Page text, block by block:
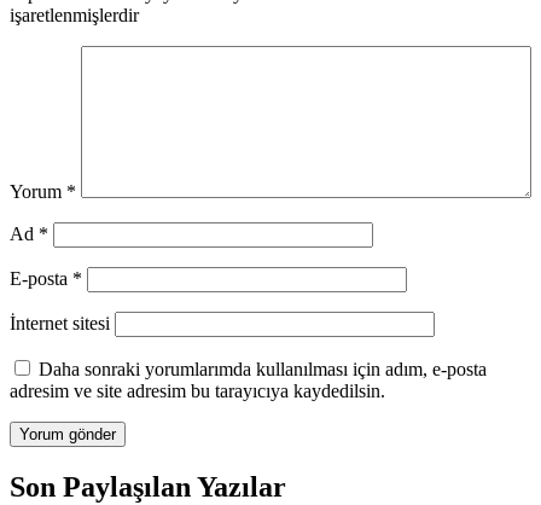
işaretlenmişlerdir
Yorum *
Ad *
E-posta *
İnternet sitesi
Daha sonraki yorumlarımda kullanılması için adım, e-posta
adresim ve site adresim bu tarayıcıya kaydedilsin.
Son Paylaşılan Yazılar